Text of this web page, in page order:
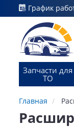
График
Запчасти для
ТО
Главная